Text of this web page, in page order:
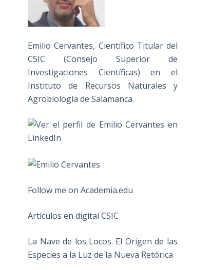
Emilio Cervantes, Científico Titular del
CSIC (Consejo Superior de
Investigaciones Científicas) en el
Instituto de Recursos Naturales y
Agrobiología de Salamanca.
Follow me on Academia.edu
Artículos en digital CSIC
La Nave de los Locos. El Origen de las
Especies a la Luz de la Nueva Retórica